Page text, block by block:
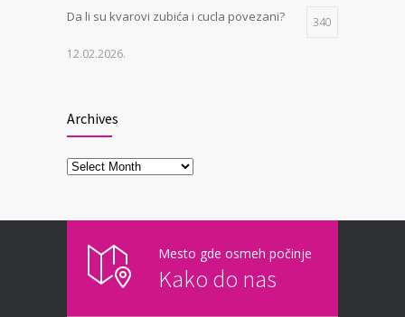
Da li su kvarovi zubića i cucla povezani? 340
12.02.2026.
12.05.2026.
Kako genetika utiče na zube?
Archives
Archives
Mesto gde osmeh počinje
Kako do nas